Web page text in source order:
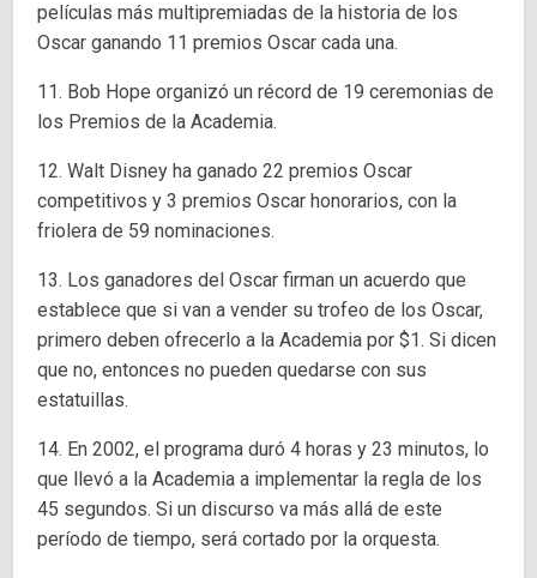
películas más multipremiadas de la historia de los
Oscar ganando 11 premios Oscar cada una.
11. Bob Hope organizó un récord de 19 ceremonias de
los Premios de la Academia.
12. Walt Disney ha ganado 22 premios Oscar
competitivos y 3 premios Oscar honorarios, con la
friolera de 59 nominaciones.
13. Los ganadores del Oscar firman un acuerdo que
establece que si van a vender su trofeo de los Oscar,
primero deben ofrecerlo a la Academia por $1. Si dicen
que no, entonces no pueden quedarse con sus
estatuillas.
14. En 2002, el programa duró 4 horas y 23 minutos, lo
que llevó a la Academia a implementar la regla de los
45 segundos. Si un discurso va más allá de este
período de tiempo, será cortado por la orquesta.